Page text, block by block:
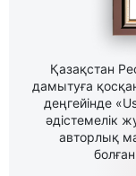
Қазақстан
дамытуға
деңгейінде
әдістемелік
авторлық